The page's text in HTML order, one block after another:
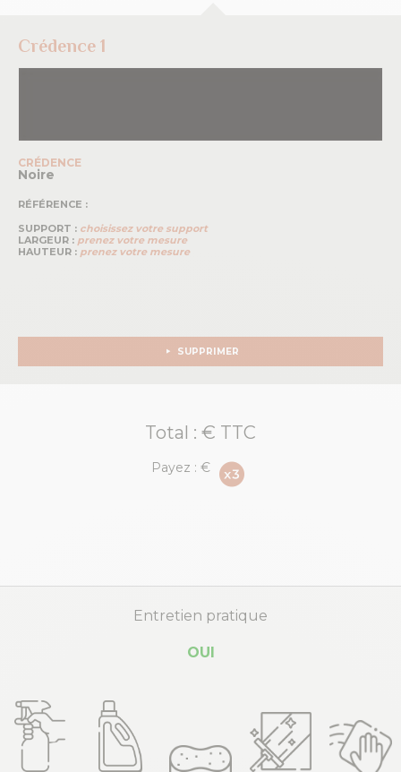
Crédence 1
CRÉDENCE
Noire
RÉFÉRENCE :
SUPPORT : choisissez votre support
LARGEUR : prenez votre mesure
HAUTEUR : prenez votre mesure
SUPPRIMER
Total : € TTC
Payez :€
Entretien pratique
OUI